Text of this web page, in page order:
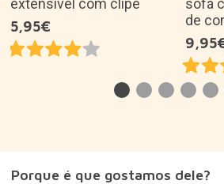
extensível com clipe
5,95€
sofá
de
Porque é que gostamos dele?